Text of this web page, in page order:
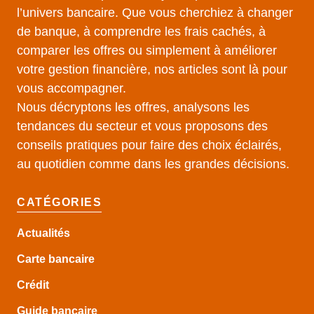
l’univers bancaire. Que vous cherchiez à changer
de banque, à comprendre les frais cachés, à
comparer les offres ou simplement à améliorer
votre gestion financière, nos articles sont là pour
vous accompagner.
Nous décryptons les offres, analysons les
tendances du secteur et vous proposons des
conseils pratiques pour faire des choix éclairés,
au quotidien comme dans les grandes décisions.
CATÉGORIES
Actualités
Carte bancaire
Crédit
Guide bancaire